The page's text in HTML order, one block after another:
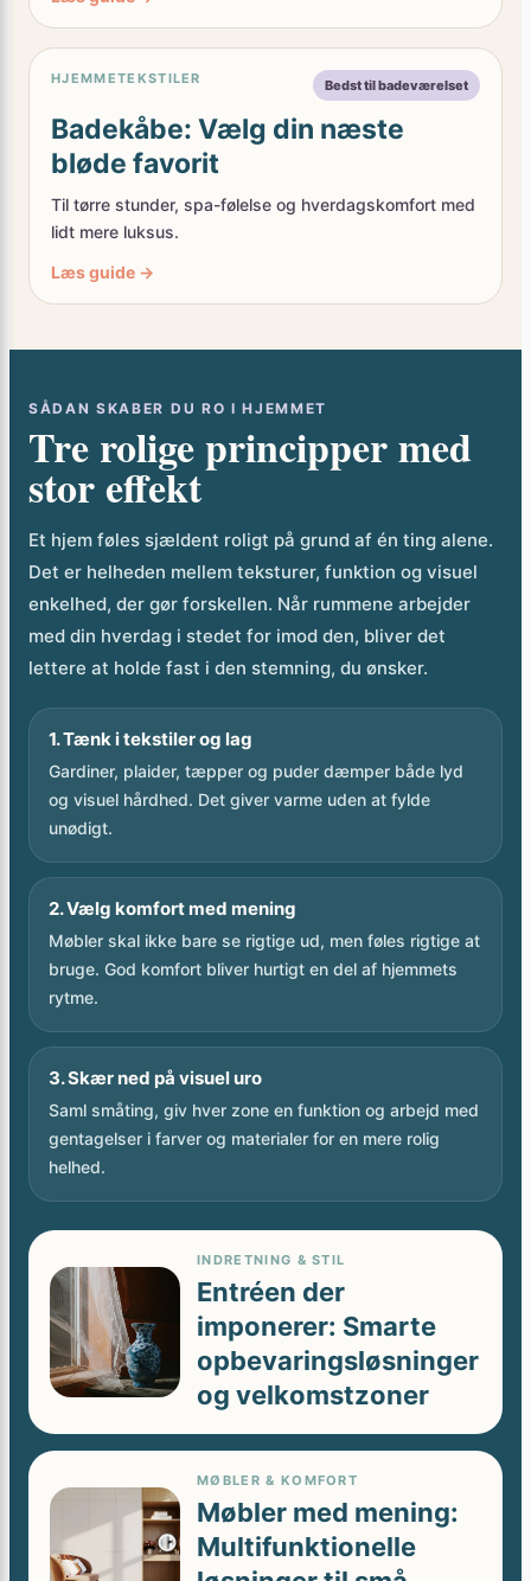
Bedst til badeværelset
Badekåbe: Vælg din næste
bløde favorit
lidt mere luksus.
Tre rolige principper med
stor effekt
Det er helheden mellem teksturer, funktion og visuel
enkelhed, der gør forskellen. Når rummene arbejder
med din hverdag i stedet for imod den, bliver det
lettere at holde fast i den stemning, du ønsker.
Gardiner, plaider, tæpper og puder dæmper både lyd
og visuel hårdhed. Det giver varme uden at fylde
unødigt.
Møbler skal ikke bare se rigtige ud, men føles rigtige at
bruge. God komfort bliver hurtigt en del af hjemmets
rytme.
Saml småting, giv hver zone en funktion og arbejd med
gentagelser i farver og materialer for en mere rolig
helhed.
Entréen der
imponerer: Smarte
opbevaringsløsninger
og velkomstzoner
Møbler med mening:
Multifunktionelle
løsninger til små